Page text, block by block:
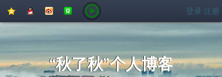
间
友
微
博
登录 注册
“秋了秋”个人博客